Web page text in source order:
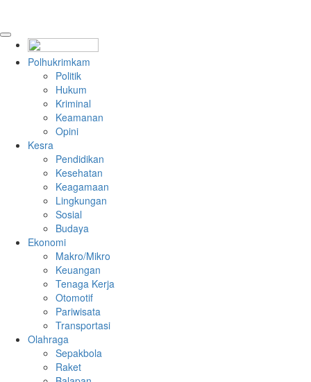
Polhukrimkam
Politik
Hukum
Kriminal
Keamanan
Opini
Kesra
Pendidikan
Kesehatan
Keagamaan
Lingkungan
Sosial
Budaya
Ekonomi
Makro/Mikro
Keuangan
Tenaga Kerja
Otomotif
Pariwisata
Transportasi
Olahraga
Sepakbola
Raket